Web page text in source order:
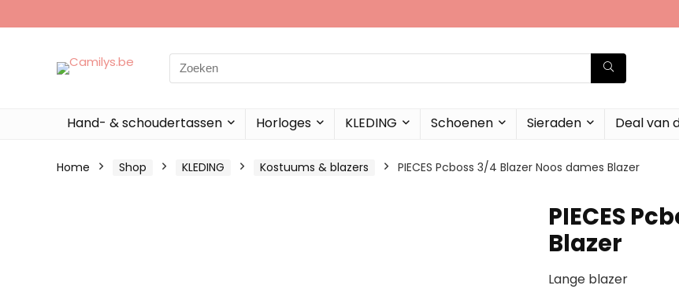
Search
for:
Hand- & schoudertassen Horloges KLEDING Schoenen Sieraden Deal van
Home Shop KLEDING Kostuums & blazers PIECES Pcboss 3/4 Blazer Noos dames Blazer
PIECES
Blazer
Lange blazer